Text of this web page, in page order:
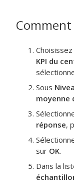
Choisissez
KPI du
Sous
moyenne
réponse,
sur OK.
Dans la